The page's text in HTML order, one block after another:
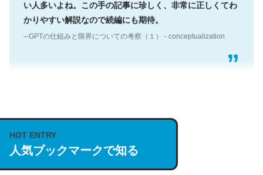
かりやすい解説なので続編にも期待。
説してる記事が少ないので貴重な良記事。/続編来た
https://isobe324649.hatenablog.com/entry/2023/03/27
/064121
─GPTの仕組みと限界についての考察（１） - conceptualization
HOT ENTRY
人気ブックマークで知る